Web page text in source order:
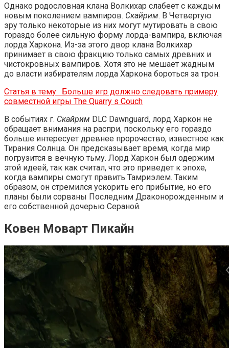
Однако родословная клана Волкихар слабеет с каждым
новым поколением вампиров. Скайрим. В Четвертую
эру только некоторые из них могут мутировать в свою
гораздо более сильную форму лорда-вампира, включая
лорда Харкона. Из-за этого двор клана Волкихар
принимает в свою фракцию только самых древних и
чистокровных вампиров. Хотя это не мешает жадным
до власти избирателям лорда Харкона бороться за трон.
Статья в тему: Больше игр должно следовать примеру
совместной игры The Quarry s Couch
В событиях г. Скайрим DLC Dawnguard, лорд Харкон не
обращает внимания на распри, поскольку его гораздо
больше интересует древнее пророчество, известное как
Тирания Солнца. Он предсказывает время, когда мир
погрузится в вечную тьму. Лорд Харкон был одержим
этой идеей, так как считал, что это приведет к эпохе,
когда вампиры смогут править Тамриэлем. Таким
образом, он стремился ускорить его прибытие, но его
планы были сорваны Последним Драконорожденным и
его собственной дочерью Сераной.
Ковен Моварт Пикайн